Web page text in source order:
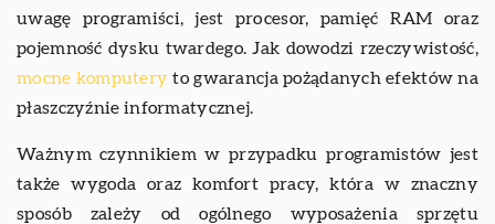
uwagę programiści, jest procesor, pamięć RAM oraz
pojemność dysku twardego. Jak dowodzi rzeczywistość,
mocne komputery to gwarancja pożądanych efektów na
płaszczyźnie informatycznej.
Ważnym czynnikiem w przypadku programistów jest
także wygoda oraz komfort pracy, która w znaczny
sposób zależy od ogólnego wyposażenia sprzętu